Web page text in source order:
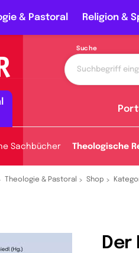
& Pastoral Religion &
Suche
Sachbücher Theologische
Theologie & Pastoral Shop